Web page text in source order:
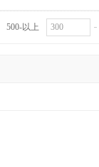
500-以上